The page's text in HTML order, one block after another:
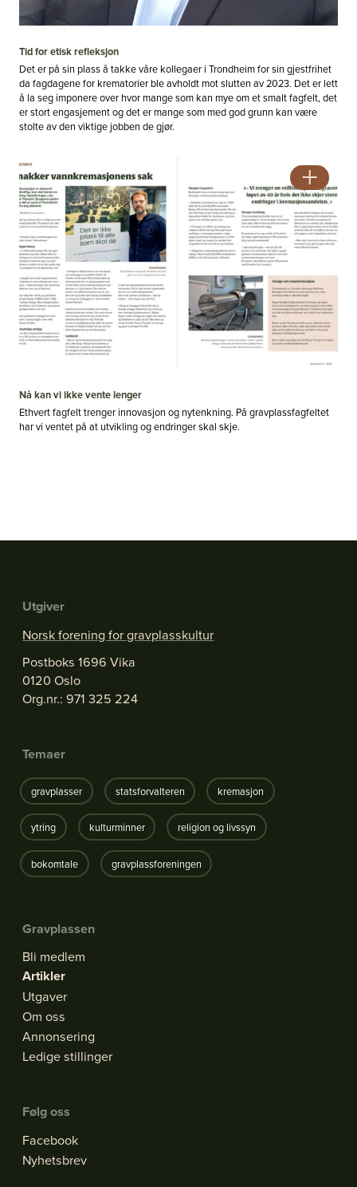
Tid for etisk refleksjon
Det er på sin plass å takke våre kollegaer i Trondheim for sin gjestfrihet
da fagdagene for krematorier ble avholdt mot slutten av 2023. Det er lett
å la seg imponere over hvor mange som kan mye om et smalt fagfelt, det
er stort engasjement og det er mange som med god grunn kan være
stolte av den viktige jobben de gjør.
Nå kan vi ikke vente lenger
Ethvert fagfelt trenger innovasjon og nytenkning. På gravplassfagfeltet
har vi ventet på at utvikling og endringer skal skje.
Utgiver
Norsk forening for gravplasskultur
Postboks 1696 Vika
0120 Oslo
Org.nr.: 971 325 224
Temaer
gravplasser statsforvalteren kremasjon
ytring kulturminner religion og livssyn
bokomtale gravplassforeningen
Gravplassen
Bli medlem
Artikler
Utgaver
Om oss
Annonsering
Ledige stillinger
Følg oss
Facebook
Nyhetsbrev